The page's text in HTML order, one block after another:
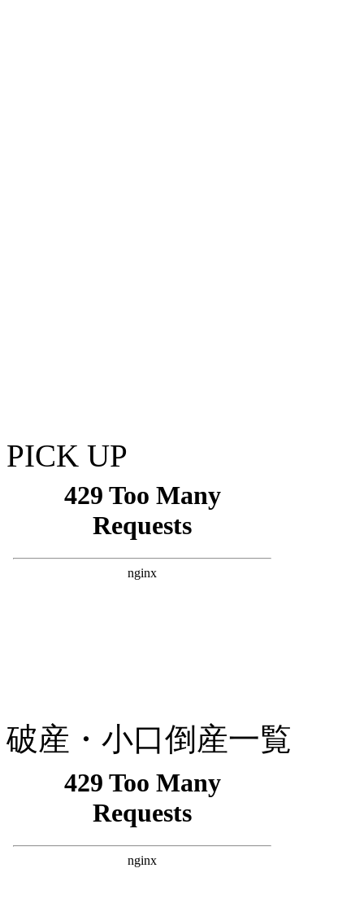
PICK UP
破産・小口倒産一覧